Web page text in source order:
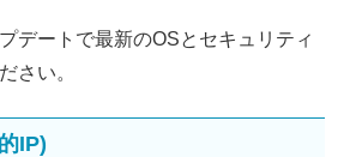
デートで最新のOSとセキュリティ
さい。
IP)